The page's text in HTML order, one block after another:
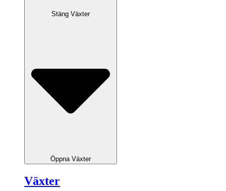
Stäng Växter
Öppna Växter
Växter